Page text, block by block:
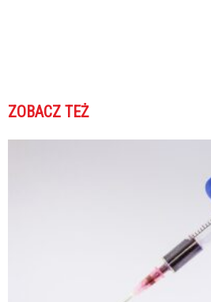
ZOBACZ TEŻ